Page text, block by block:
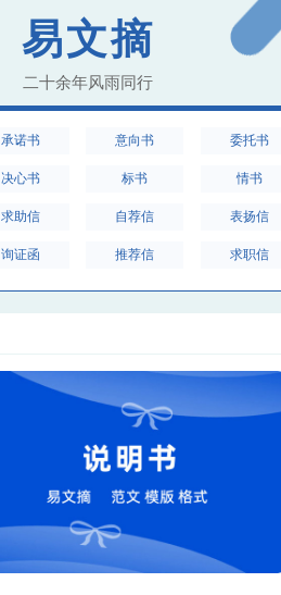
易文摘
二十余年风雨同行
承诺书 意向书 委托书
决心书 标书 情书
求助信 自荐信 表扬信
询证函 推荐信 求职信